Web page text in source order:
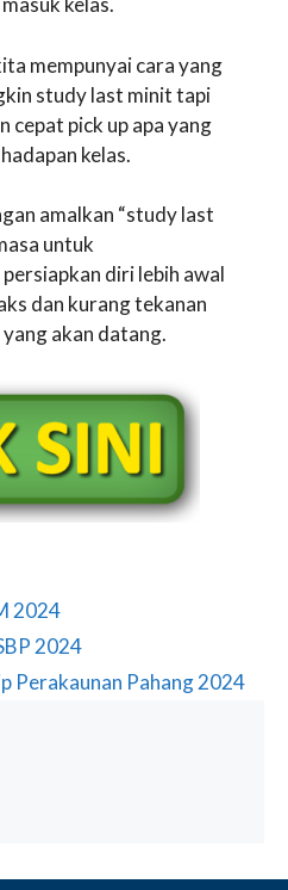
mempunyai cara yang
study last minit tapi
cepat pick up apa yang
kelas.
amalkan “study last
untuk
diri lebih awal
dan kurang tekanan
akan datang.
2024
2024
Perakaunan Pahang 2024